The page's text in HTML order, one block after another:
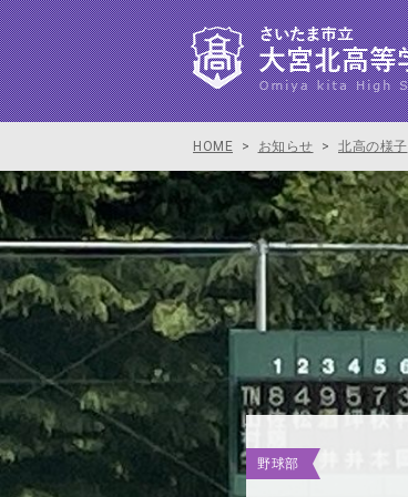
HOME > お知らせ > 北高の様子
野球部